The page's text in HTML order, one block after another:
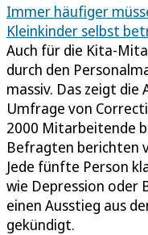
Immer häufiger
Kleinkinder selbst
Auch für die Kita-
durch den
massiv. Das zeigt
Umfrage von
2000 Mitarbeitende
Befragten berichten
Jede fünfte Person
wie Depression oder
einen Ausstieg aus
gekündigt.